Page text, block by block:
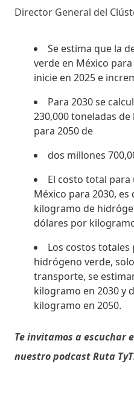
Director General del
Se estima que la
verde en México
inicie en 2025 e
Para 2030 se
230,000 toneladas
para 2050 de
dos millones
El costo total
México para 2030,
kilogramo de
dólares por
Los costos totales
hidrógeno verde,
transporte, se
kilogramo en 2030 y
kilogramo en 2050.
Te invitamos a escuchar
nuestro podcast Ruta